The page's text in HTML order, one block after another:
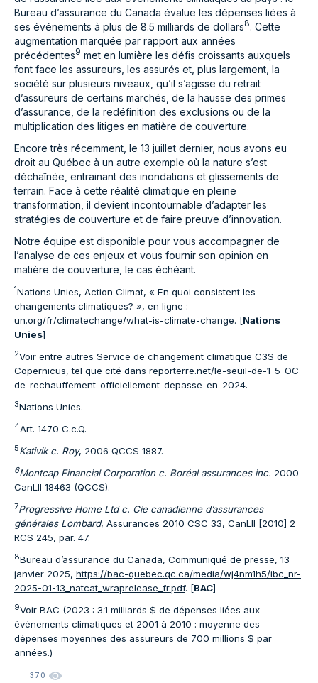
Bureau d’assurance du Canada évalue les dépenses liées à
ses événements à plus de 8.5 milliards de dollars8. Cette
augmentation marquée par rapport aux années
précédentes9 met en lumière les défis croissants auxquels
font face les assureurs, les assurés et, plus largement, la
société sur plusieurs niveaux, qu’il s’agisse du retrait
d’assureurs de certains marchés, de la hausse des primes
d’assurance, de la redéfinition des exclusions ou de la
multiplication des litiges en matière de couverture.
Encore très récemment, le 13 juillet dernier, nous avons eu
droit au Québec à un autre exemple où la nature s’est
déchaînée, entrainant des inondations et glissements de
terrain. Face à cette réalité climatique en pleine
transformation, il devient incontournable d’adapter les
stratégies de couverture et de faire preuve d’innovation.
Notre équipe est disponible pour vous accompagner de
l’analyse de ces enjeux et vous fournir son opinion en
matière de couverture, le cas échéant.
1Nations Unies, Action Climat, « En quoi consistent les
changements climatiques? », en ligne :
un.org/fr/climatechange/what-is-climate-change. [Nations
Unies]
2Voir entre autres Service de changement climatique C3S de
Copernicus, tel que cité dans reporterre.net/le-seuil-de-1-5-OC-
de-rechauffement-officiellement-depasse-en-2024.
3Nations Unies.
4Art. 1470 C.c.Q.
5Kativik c. Roy, 2006 QCCS 1887.
6Montcap Financial Corporation c. Boréal assurances inc. 2000
CanLII 18463 (QCCS).
7Progressive Home Ltd c. Cie canadienne d’assurances
générales Lombard, Assurances 2010 CSC 33, CanLII [2010] 2
RCS 245, par. 47.
8Bureau d’assurance du Canada, Communiqué de presse, 13
janvier 2025, https://bac-quebec.qc.ca/media/wj4nm1h5/ibc_nr-
2025-01-13_natcat_wraprelease_fr.pdf. [BAC]
9Voir BAC (2023 : 3.1 milliards $ de dépenses liées aux
événements climatiques et 2001 à 2010 : moyenne des
dépenses moyennes des assureurs de 700 millions $ par
années.)
370